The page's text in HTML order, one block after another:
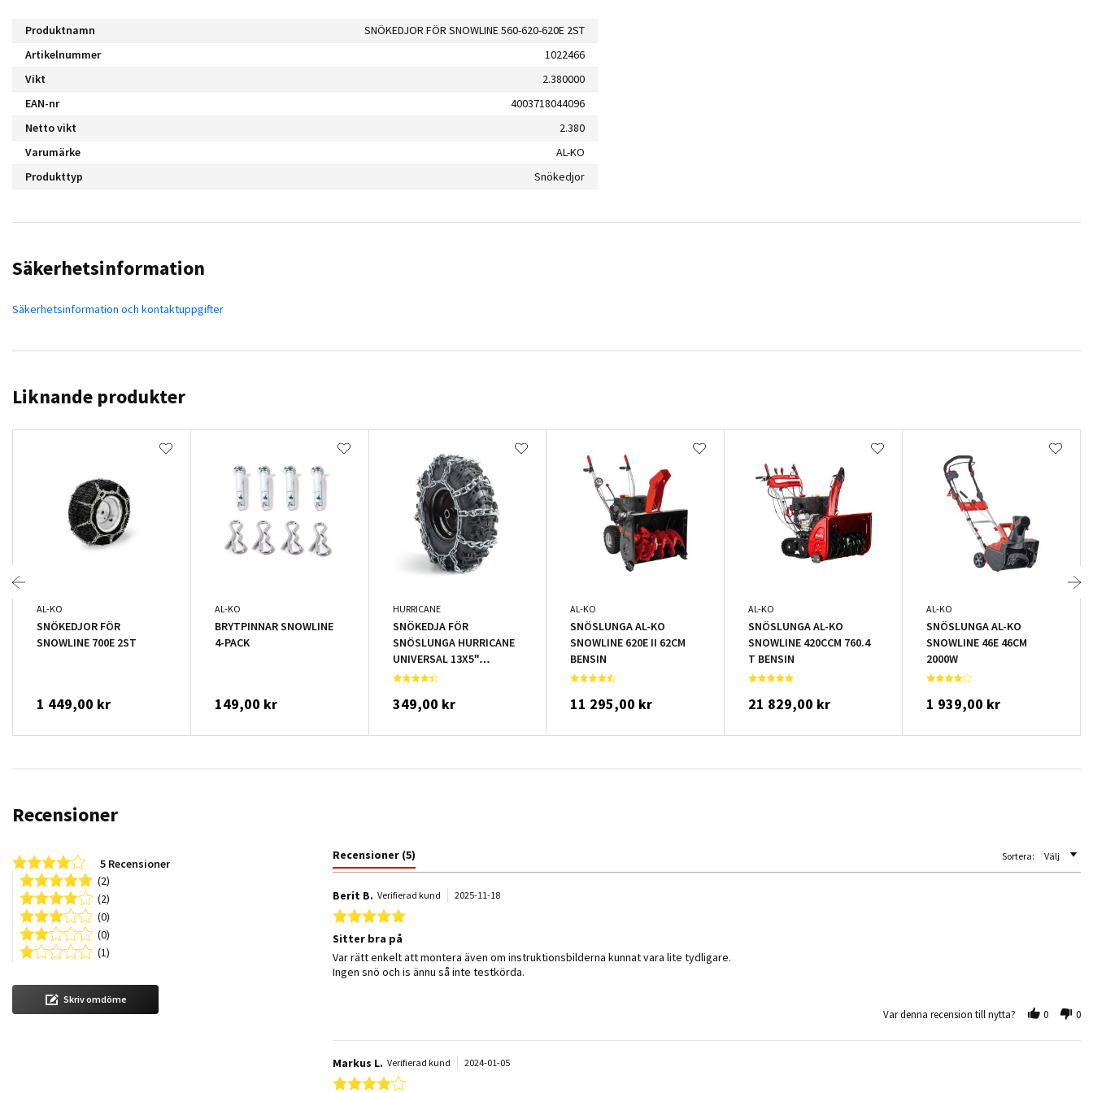
Produktnamn
SNÖKEDJOR FÖR SNOWLINE 560-620-620E 2ST
Artikelnummer
1022466
Vikt
2.380000
EAN-nr
4003718044096
Netto vikt
2.380
Varumärke
AL-KO
Produkttyp
Snökedjor
Säkerhetsinformation
Säkerhetsinformation och kontaktuppgifter
Liknande produkter
AL-KO
SNÖKEDJOR FÖR
SNOWLINE 700E 2ST
1 449,00 kr
AL-KO
BRYTPINNAR SNOWLINE
4-PACK
149,00 kr
HURRICANE
SNÖKEDJA FÖR
SNÖSLUNGA HURRICANE
UNIVERSAL 13X5''
2ST/FRP
349,00 kr
AL-KO
SNÖSLUNGA AL-KO
SNOWLINE 620E II 62CM
BENSIN
11 295,00 kr
AL-KO
SNÖSLUNGA AL-KO
SNOWLINE 420CCM 760.4
T BENSIN
21 829,00 kr
AL-KO
SNÖSLUNGA AL-KO
SNOWLINE 46E 46CM
2000W
1 939,00 kr
Recensioner
3.8 star rating
5 Recensioner
(2)
(2)
(0)
(0)
(1)
Skriv omdöme
Recensioner (5) Sortera: Välj
Berit B. Verifierad kund
5.0 star rating
2025-11-18
Sitter bra på
Review by Berit B. on 18 Nov 2025
review stating Sitter bra på
Var rätt enkelt att montera även om instruktionsbilderna kunnat vara lite tydligare.
Ingen snö och is ännu så inte testkörda.
Var denna recension till nytta? 0 0
Markus L. Verifierad kund
4.0 star rating
2024-01-05